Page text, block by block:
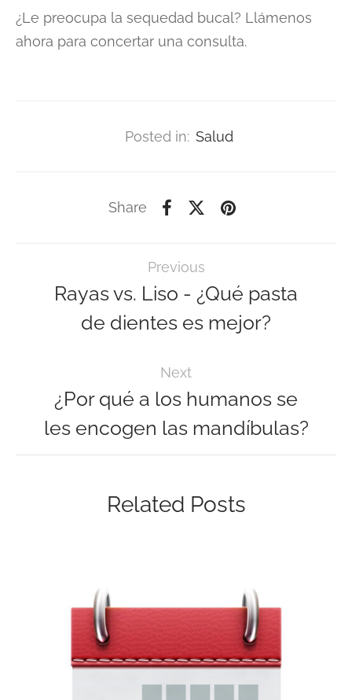
¿Le preocupa la sequedad bucal? Llámenos
ahora para concertar una consulta.
Posted in: Salud
Share
Previous
Rayas vs. Liso - ¿Qué pasta
de dientes es mejor?
Next
¿Por qué a los humanos se
les encogen las mandíbulas?
Related Posts